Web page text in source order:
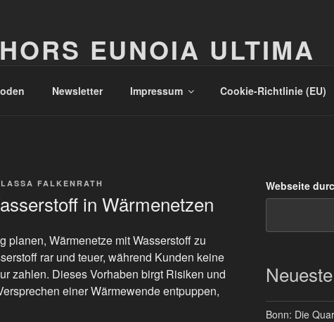
EUNOIA ULTIMA
Newsletter Impressum Cookie-Richtlinie (EU)
FALKENRATH
in Wärmenetzen
planen, Wärmenetze mit Wasserstoff zu
rar und teuer, während Kunden keine
zahlen. Dieses Vorhaben birgt Risiken und
einer Wärmewende entpuppen,
Webseite
Bonn: Die